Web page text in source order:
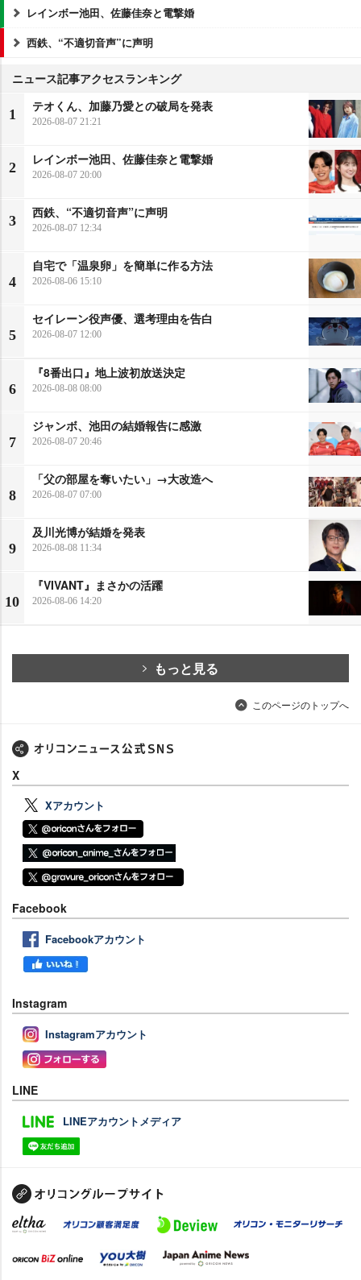
レインボー池田、佐藤佳奈と電撃婚
西鉄、“不適切音声”に声明
ニュース記事アクセスランキング
1
テオくん、加藤乃愛との破局を発表
2026-08-07 21:21
2
レインボー池田、佐藤佳奈と電撃婚
2026-08-07 20:00
3
西鉄、“不適切音声”に声明
2026-08-07 12:34
4
自宅で「温泉卵」を簡単に作る方法
2026-08-06 15:10
5
セイレーン役声優、選考理由を告白
2026-08-07 12:00
6
『8番出口』地上波初放送決定
2026-08-08 08:00
7
ジャンボ、池田の結婚報告に感激
2026-08-07 20:46
8
「父の部屋を奪いたい」→大改造へ
2026-08-07 07:00
9
及川光博が結婚を発表
2026-08-08 11:34
10
『VIVANT』まさかの活躍
2026-08-06 14:20
もっと見る
このページのトップへ
X
Xアカウント
Facebook
Facebookアカウント
Instagram
Instagramアカウント
LINE
LINEアカウントメディア